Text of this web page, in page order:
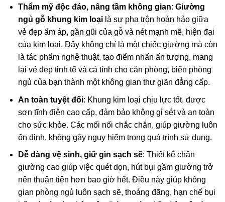
Thẩm mỹ độc đáo, nâng tầm không gian: Giường
ngủ gỗ khung kim loạilà sự pha trộn hoàn hảo giữa
vẻ đẹp ấm áp, gần gũi của gỗ và nét mạnh mẽ, hiện đại
của kim loại. Đây không chỉ là một chiếc giường mà còn
là tác phẩm nghệ thuật, tạo điểm nhấn ấn tượng, mang
lại vẻ đẹp tinh tế và cá tính cho căn phòng, biến phòng
ngủ của bạn thành một không gian thư giãn đẳng cấp.
An toàn tuyệt đối: Khung kim loại chịu lực tốt, được
sơn tĩnh điện cao cấp, đảm bảo không gỉ sét và an toàn
cho sức khỏe. Các mối nối chắc chắn, giúp giường luôn
ổn định, không gây nguy hiểm trong quá trình sử dụng.
Dễ dàng vệ sinh, giữ gìn sạch sẽ: Thiết kế chân
giường cao giúp việc quét dọn, hút bụi gầm giường trở
nên thuận tiện hơn bao giờ hết. Điều này giúp không
gian phòng ngủ luôn sạch sẽ, thoáng đãng, hạn chế bụi